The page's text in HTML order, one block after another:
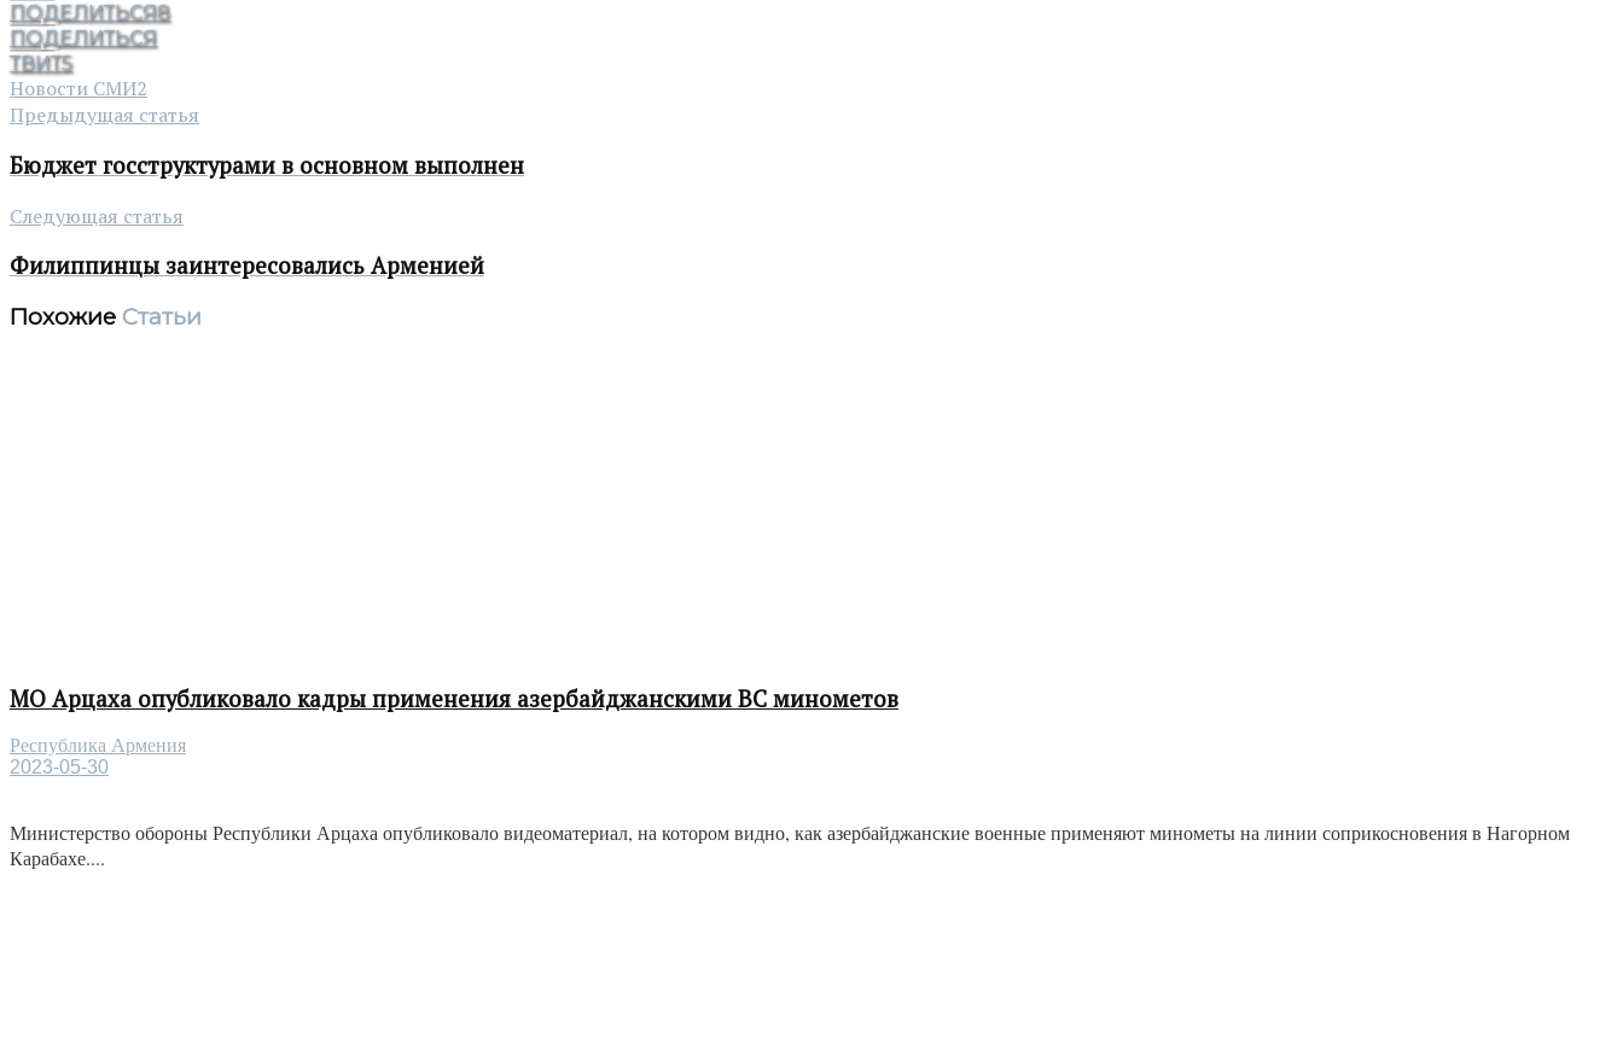
ПОДЕЛИТЬСЯ8
ПОДЕЛИТЬСЯ
ТВИТ5
Новости СМИ2
Предыдущая статья
Бюджет госструктурами в основном выполнен
Следующая статья
Филиппинцы заинтересовались Арменией
Похожие Статьи
МО Арцаха опубликовало кадры применения азербайджанскими ВС минометов
Республика Армения
2023-05-30
Министерство обороны Республики Арцаха опубликовало видеоматериал, на котором видно, как азербайджанские военные применяют минометы на линии соприкосновения в Нагорном
Карабахе....